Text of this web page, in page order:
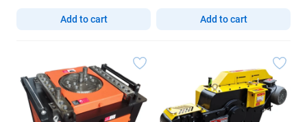
Add to cart Add to cart